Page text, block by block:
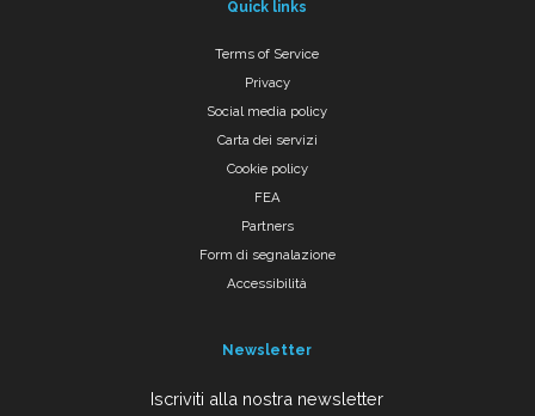
Quick links
Terms of Service
Privacy
Social media policy
Carta dei servizi
Cookie policy
FEA
Partners
Form di segnalazione
Accessibilità
Newsletter
Iscriviti alla nostra newsletter